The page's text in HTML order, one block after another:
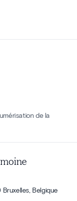
de la
Belgique